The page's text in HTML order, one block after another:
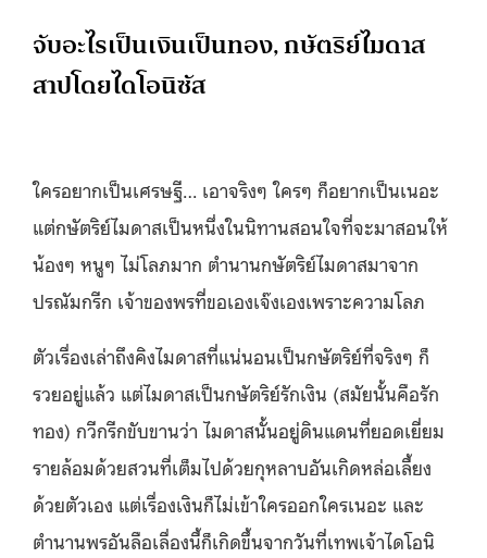
จับอะไรเป็นเงินเป็นทอง, กษัตริย์ไมดาส
สาปโดยไดโอนิซัส
ใครอยากเป็นเศรษฐี… เอาจริงๆ ใครๆ ก็อยากเป็นเนอะ
แต่กษัตริย์ไมดาสเป็นหนึ่งในนิทานสอนใจที่จะมาสอนให้
น้องๆ หนูๆ ไม่โลภมาก ตำนานกษัตริย์ไมดาสมาจาก
ปรณัมกรีก เจ้าของพรที่ขอเองเจ๊งเองเพราะความโลภ
ตัวเรื่องเล่าถึงคิงไมดาสที่แน่นอนเป็นกษัตริย์ที่จริงๆ ก็
รวยอยู่แล้ว แต่ไมดาสเป็นกษัตริย์รักเงิน (สมัยนั้นคือรัก
ทอง) กวีกรีกขับขานว่า ไมดาสนั้นอยู่ดินแดนที่ยอดเยี่ยม
รายล้อมด้วยสวนที่เต็มไปด้วยกุหลาบอันเกิดหล่อเลี้ยง
ด้วยตัวเอง แต่เรื่องเงินก็ไม่เข้าใครออกใครเนอะ และ
ตำนานพรอันลือเลื่องนี้ก็เกิดขึ้นจากวันที่เทพเจ้าไดโอนิ